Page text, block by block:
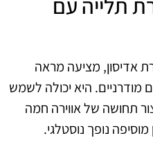
אדיסון, מציעה מראה
מודרניים. היא יכולה לשמש
תחושה של אווירה חמה
נופך נוסטלגי.